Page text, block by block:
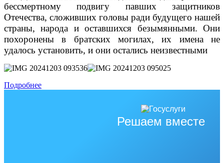
бессмертному подвигу павших защитников
Отечества, сложивших головы ради будущего нашей
страны, народа и оставшихся безымянными. Они
похоронены в братских могилах, их имена не
удалось установить, и они остались неизвестными
Подробнее
Решаем вместе